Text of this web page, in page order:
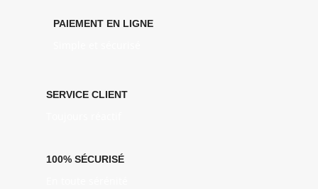
PAIEMENT EN LIGNE
SERVICE CLIENT
100% SÉCURISÉ